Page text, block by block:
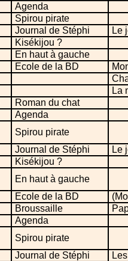
Agenda
Spirou pirate
Journal de Stéphi
Le
Kisékijou ?
En haut à gauche
Ecole de la BD
La
Roman du chat
Agenda
Spirou pirate
Journal de Stéphi
Le
Kisékijou ?
En haut à gauche
Ecole de la BD
Broussaille
Agenda
Spirou pirate
Journal de Stéphi